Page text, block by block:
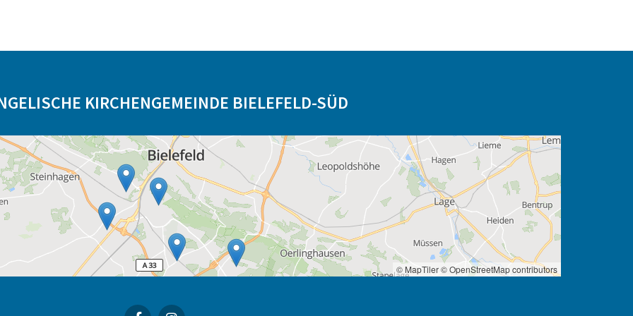
KIRCHENGEMEINDE BIELEFELD-SÜD
© MapTiler© OpenStreetMap contributors